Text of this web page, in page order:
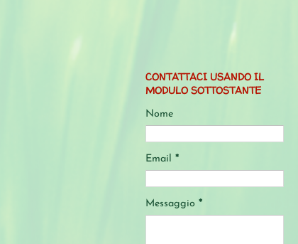
CONTATTACI USANDO IL
MODULO SOTTOSTANTE
Nome
Email *
Messaggio *